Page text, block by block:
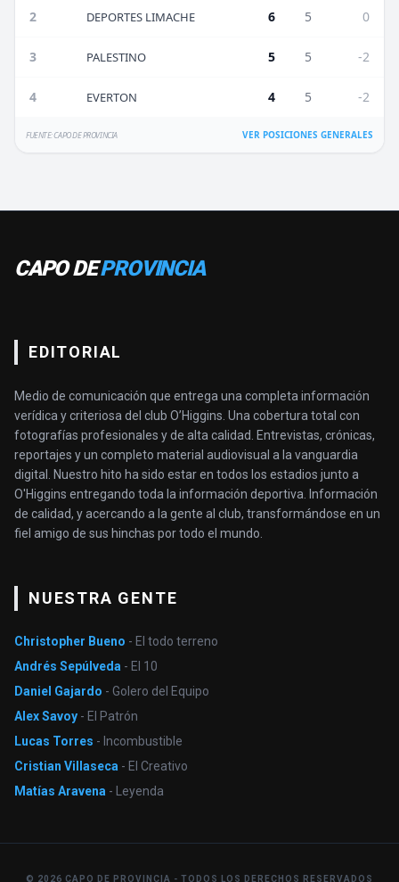
2 DEPORTES LIMACHE 6 5 0
3 PALESTINO 5 5 -2
4 EVERTON 4 5 -2
FUENTE: CAPO DE PROVINCIA VER POSICIONES GENERALES
CAPO DEPROVINCIA
EDITORIAL
Medio de comunicación que entrega una completa información
verídica y criteriosa del club O’Higgins. Una cobertura total con
fotografías profesionales y de alta calidad. Entrevistas, crónicas,
reportajes y un completo material audiovisual a la vanguardia
digital. Nuestro hito ha sido estar en todos los estadios junto a
O'Higgins entregando toda la información deportiva. Información
de calidad, y acercando a la gente al club, transformándose en un
fiel amigo de sus hinchas por todo el mundo.
NUESTRA GENTE
Christopher Bueno - El todo terreno
Andrés Sepúlveda - El 10
Daniel Gajardo - Golero del Equipo
Alex Savoy - El Patrón
Lucas Torres - Incombustible
Cristian Villaseca - El Creativo
Matías Aravena - Leyenda
© 2026 CAPO DE PROVINCIA - TODOS LOS DERECHOS RESERVADOS